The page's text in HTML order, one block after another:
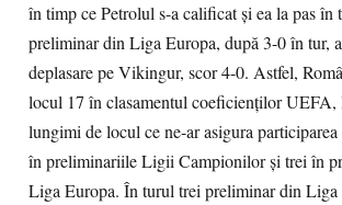
în timp ce Petrolul s-a calificat și ea la pas în
preliminar din Liga Europa, după 3-0 în tur,
deplasare pe Vikingur, scor 4-0. Astfel,
locul 17 în clasamentul coeficienților UEFA,
lungimi de locul ce ne-ar asigura
în preliminariile Ligii Campionilor și trei în
Liga Europa. În turul trei preliminar din